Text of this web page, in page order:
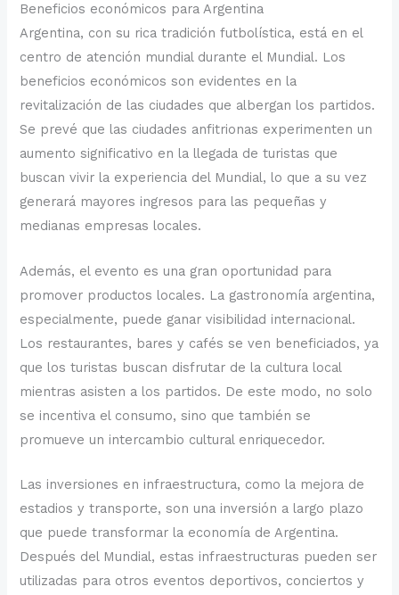
Beneficios económicos para Argentina
Argentina, con su rica tradición futbolística, está en el
centro de atención mundial durante el Mundial. Los
beneficios económicos son evidentes en la
revitalización de las ciudades que albergan los partidos.
Se prevé que las ciudades anfitrionas experimenten un
aumento significativo en la llegada de turistas que
buscan vivir la experiencia del Mundial, lo que a su vez
generará mayores ingresos para las pequeñas y
medianas empresas locales.
Además, el evento es una gran oportunidad para
promover productos locales. La gastronomía argentina,
especialmente, puede ganar visibilidad internacional.
Los restaurantes, bares y cafés se ven beneficiados, ya
que los turistas buscan disfrutar de la cultura local
mientras asisten a los partidos. De este modo, no solo
se incentiva el consumo, sino que también se
promueve un intercambio cultural enriquecedor.
Las inversiones en infraestructura, como la mejora de
estadios y transporte, son una inversión a largo plazo
que puede transformar la economía de Argentina.
Después del Mundial, estas infraestructuras pueden ser
utilizadas para otros eventos deportivos, conciertos y